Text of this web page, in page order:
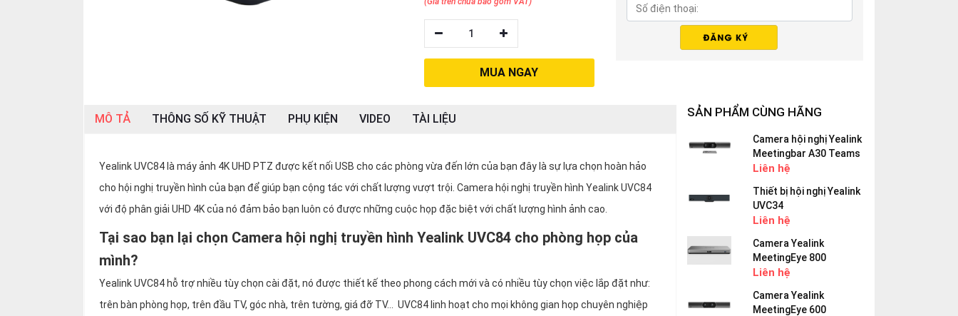
1
MUA NGAY
MÔ TẢ THÔNG SỐ KỸ THUẬT PHỤ KIỆN VIDEO TÀI LIỆU
Yealink UVC84 là máy ảnh 4K UHD PTZ được kết nối USB cho các phòng vừa đến lớn của bạn đây là sự lựa chọn hoàn hảo
cho hội nghị truyền hình của bạn để giúp bạn cộng tác với chất lượng vượt trội. Camera hội nghị truyền hình Yealink UVC84
với độ phân giải UHD 4K của nó đảm bảo bạn luôn có được những cuộc họp đặc biệt với chất lượng hình ảnh cao.
Tại sao bạn lại chọn Camera hội nghị truyền hình Yealink UVC84 cho phòng họp của
mình?
Yealink UVC84 hỗ trợ nhiều tùy chọn cài đặt, nó được thiết kế theo phong cách mới và có nhiều tùy chọn việc lắp đặt như:
trên bàn phòng họp, trên đầu TV, góc nhà, trên tường, giá đỡ TV... UVC84 linh hoạt cho mọi không gian họp chuyên nghiệp
SẢN PHẨM CÙNG HÃNG
Camera hội nghị Yealink
Meetingbar A30 Teams
Liên hệ
Thiết bị hội nghị Yealink
UVC34
Liên hệ
Camera Yealink
MeetingEye 800
Liên hệ
Camera Yealink
MeetingEye 600